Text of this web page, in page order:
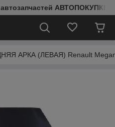
АВТОПОКУПКИ
АРКА (ЛЕВАЯ) Renault